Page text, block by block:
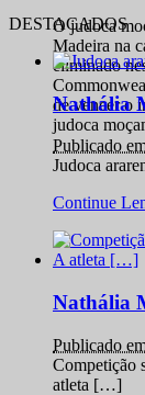
O judoca
Madeira na
eliminado
de vencer o
judoca
DESTACADOS
Nathália
Publicado
Judoca
Continue
Nathália
Publicado
Competição
atleta […]